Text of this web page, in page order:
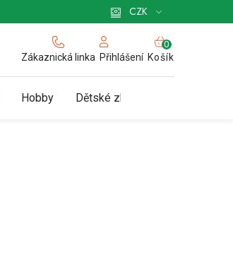
Zásady používání cookies
CZK
Zákaznická linka Přihlášení
NÁKUPNÍ
KOŠÍK
Košík
Hobby Dětské zboží a hračky